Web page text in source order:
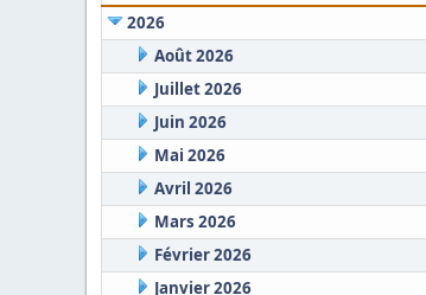
2026
Août 2026
Juillet 2026
Juin 2026
Mai 2026
Avril 2026
Mars 2026
Février 2026
Janvier 2026